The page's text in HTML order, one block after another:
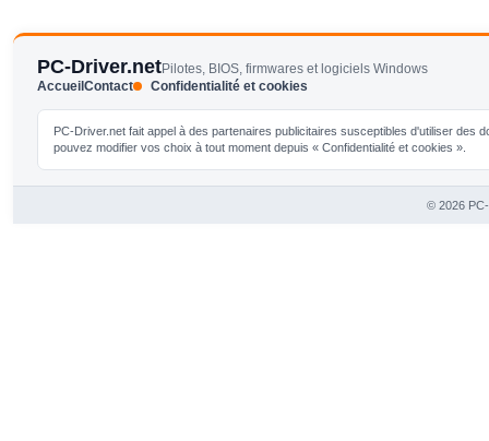
PC-Driver.netPilotes, BIOS, firmwares et logiciels Windows
AccueilContact Confidentialité et cookies
PC-Driver.net fait appel à des partenaires publicitaires susceptibles d'utiliser
pouvez modifier vos choix à tout moment depuis « Confidentialité et cookies ».
© 2026